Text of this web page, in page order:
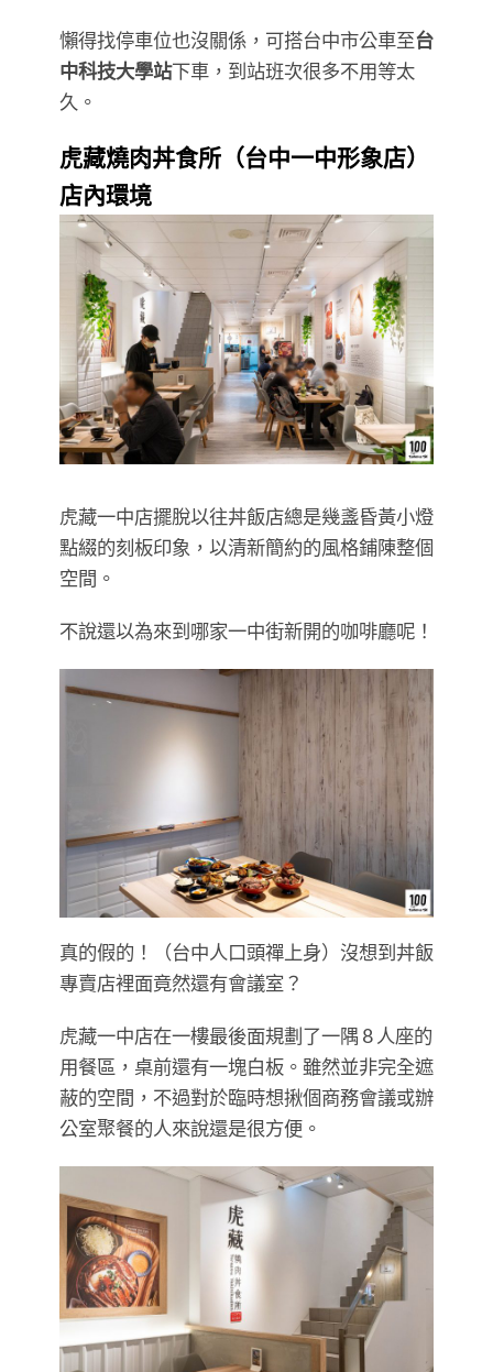
懶得找停車位也沒關係，可搭台中市公車至台
中科技大學站下車，到站班次很多不用等太
久。
虎藏燒肉丼食所（台中一中形象店）
店內環境
虎藏一中店擺脫以往丼飯店總是幾盞昏黃小燈
點綴的刻板印象，以清新簡約的風格鋪陳整個
空間。
不說還以為來到哪家一中街新開的咖啡廳呢！
真的假的！（台中人口頭禪上身）沒想到丼飯
專賣店裡面竟然還有會議室？
虎藏一中店在一樓最後面規劃了一隅 8 人座的
用餐區，桌前還有一塊白板。雖然並非完全遮
蔽的空間，不過對於臨時想揪個商務會議或辦
公室聚餐的人來說還是很方便。